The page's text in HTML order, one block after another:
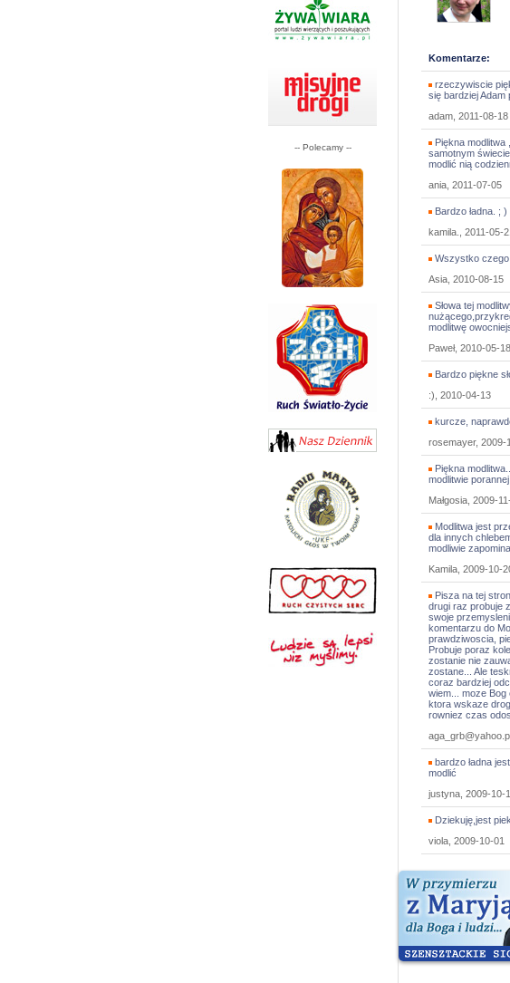
-- Polecamy --
Komentarze:
rzeczywiscie
się bardziej
adam, 2011-08-18
Piękna
samotnym
modlić nią
ania, 2011-07-05
Bardzo ładna. ;
kamila., 2011-05-
Wszystko
Asia, 2010-08-15
Słowa tej
modlitwę
Paweł, 2010-05-18
Bardzo piękne
:), 2010-04-13
kurcze,
rosemayer, 2009-
Piękna
modlitwie porannej
Małgosia, 2009-
Modlitwa jest
dla innych
modliwie
Kamila, 2009-10-
Pisza na tej
drugi raz probuje
swoje
komentarzu do
prawdziwoscia,
Probuje poraz
zostanie nie
zostane... Ale
coraz bardziej
wiem... moze
ktora wskaze
rowniez czas
bardzo ładna
modlić
justyna, 2009-10-
Dziekuję,jest
viola, 2009-10-01